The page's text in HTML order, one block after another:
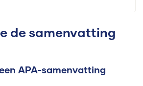
de samenvatting
APA-samenvatting